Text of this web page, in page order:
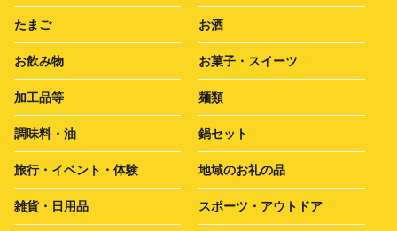
たまご お酒
お飲み物 お菓子・スイーツ
加工品等 麺類
調味料・油 鍋セット
旅行・イベント・体験 地域のお礼の品
雑貨・日用品 スポーツ・アウトドア